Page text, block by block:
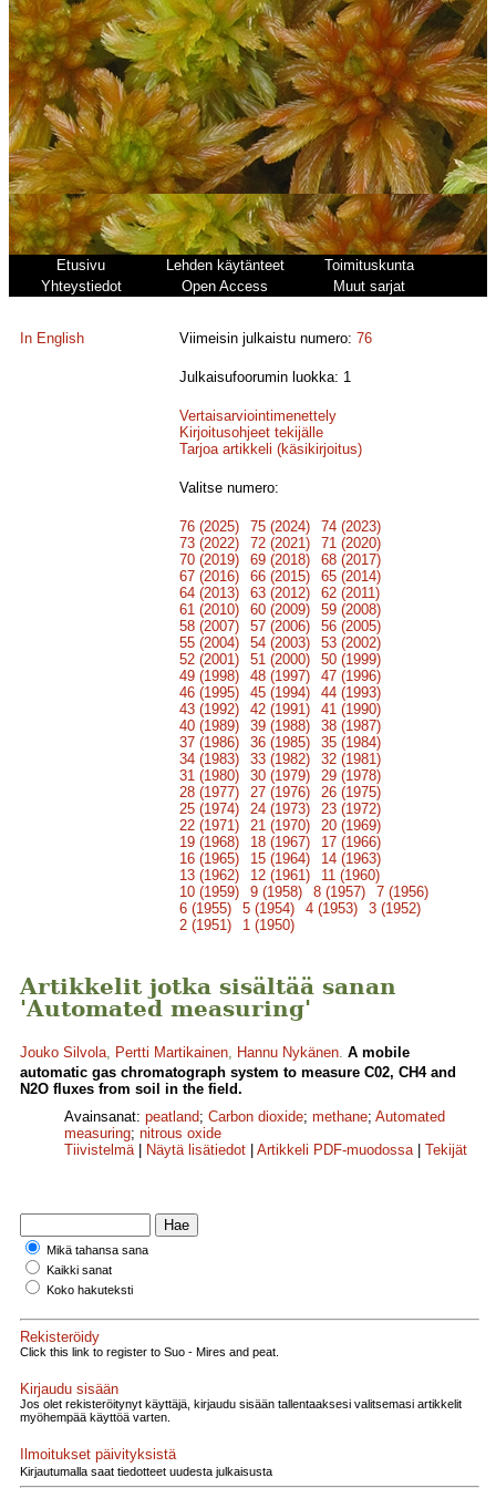
Etusivu Lehden käytänteet
Toimituskunta
Yhteystiedot
Open Access Muut sarjat
In English Viimeisin julkaistu numero:76
Julkaisufoorumin luokka: 1
Vertaisarviointimenettely
Kirjoitusohjeet tekijälle
Tarjoa artikkeli (käsikirjoitus)
Valitse numero:
76 (2025) 75 (2024)
74 (2023)
73 (2022)
72 (2021)
71 (2020)
70 (2019)
69 (2018)
68 (2017)
67 (2016)
66 (2015)
65 (2014)
64 (2013)
63 (2012)
62 (2011)
61 (2010)
60 (2009)
59 (2008)
58 (2007)
57 (2006)
56 (2005)
55 (2004)
54 (2003)
53 (2002)
52 (2001)
51 (2000)
50 (1999)
49 (1998)
48 (1997)
47 (1996)
46 (1995)
45 (1994)
44 (1993)
43 (1992)
42 (1991)
41 (1990)
40 (1989)
39 (1988)
38 (1987)
37 (1986)
36 (1985)
35 (1984)
34 (1983)
33 (1982)
32 (1981)
31 (1980)
30 (1979)
29 (1978)
28 (1977)
27 (1976)
26 (1975)
25 (1974)
24 (1973)
23 (1972)
22 (1971)
21 (1970)
20 (1969)
19 (1968)
18 (1967)
17 (1966)
16 (1965)
15 (1964)
14 (1963)
13 (1962)
12 (1961)
11 (1960)
10 (1959)
9 (1958) 8 (1957)
7 (1956)
6 (1955)
5 (1954) 4 (1953)
3 (1952)
2 (1951)
1 (1950)
Artikkelit jotka sisältää sanan
'Automated measuring'
Jouko Silvola, Pertti Martikainen, Hannu Nykänen. A mobile
automatic gas chromatograph system to measure C02, CH4 and
N2O fluxes from soil in the field.
Avainsanat: peatland; Carbon dioxide; methane; Automated
measuring; nitrous oxide
Tiivistelmä| Näytä lisätiedot Artikkeli PDF-muodossa| Tekijät
Mikä tahansa sana
Kaikki sanat
Koko hakuteksti
Rekisteröidy
Click this link to register to Suo - Mires and peat.
Kirjaudu sisään
Jos olet rekisteröitynyt käyttäjä, kirjaudu sisään tallentaaksesi valitsemasi artikkelit
myöhempää käyttöä varten.
Ilmoitukset päivityksistä
Kirjautumalla saat tiedotteet uudesta julkaisusta